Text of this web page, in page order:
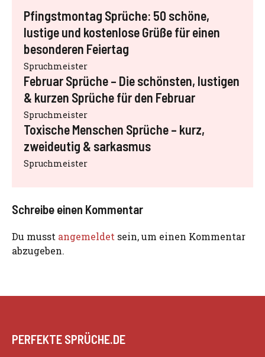
Pfingstmontag Sprüche: 50 schöne,
lustige und kostenlose Grüße für einen
besonderen Feiertag
Spruchmeister
Februar Sprüche – Die schönsten, lustigen
& kurzen Sprüche für den Februar
Spruchmeister
Toxische Menschen Sprüche – kurz,
zweideutig & sarkasmus
Spruchmeister
Schreibe einen Kommentar
Du musst angemeldet sein, um einen Kommentar
abzugeben.
PERFEKTE SPRÜCHE.DE